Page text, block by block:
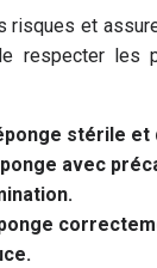
risques et
respecter les
stérile et
avec